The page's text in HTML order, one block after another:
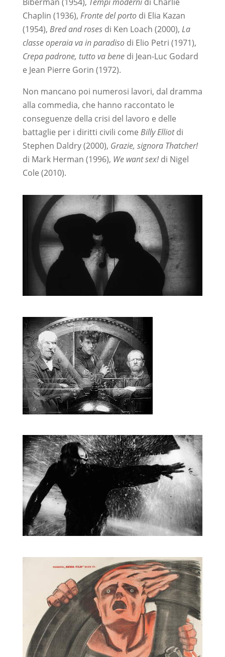
Chaplin (1936), Fronte del portodi Elia Kazan
(1954), Bred and rosesdi Ken Loach (2000), La
classe operaia va in paradiso di Elio Petri (1971),
Crepa padrone, tutto va bene di Jean-Luc Godard
e Jean Pierre Gorin (1972).
Non mancano poi numerosi lavori, dal dramma
alla commedia, che hanno raccontato le
conseguenze della crisi del lavoro e delle
battaglie per i diritti civili come Billy Elliotdi
Stephen Daldry (2000), Grazie, signora Thatcher!
di Mark Herman (1996), We want sex!di Nigel
Cole (2010).